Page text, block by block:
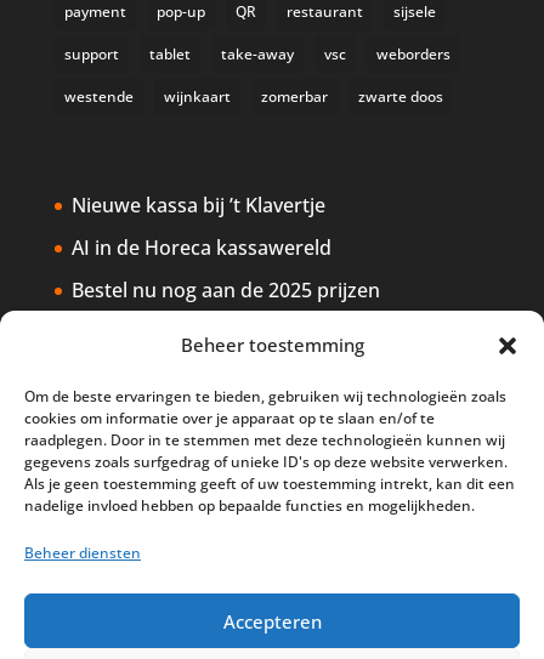
Beheer toestemming
Om de beste ervaringen te bieden, gebruiken wij technologieën zoals
cookies om informatie over je apparaat op te slaan en/of te
raadplegen. Door in te stemmen met deze technologieën kunnen wij
gegevens zoals surfgedrag of unieke ID's op deze website verwerken.
Als je geen toestemming geeft of uw toestemming intrekt, kan dit een
nadelige invloed hebben op bepaalde functies en mogelijkheden.
Beheer diensten
Accepteren
payment pop-up QR restaurant sijsele
support tablet take-away vsc weborders
westende wijnkaart zomerbar zwarte doos
Nieuwe kassa bij ’t Klavertje
AI in de Horeca kassawereld
Bestel nu nog aan de 2025 prijzen
Safran Palace start met nieuw
BTW aanpassingen HoReCa vanaf 1
maart 2026
Disclaimer Privacy
Sitemap
Support
Peterschap